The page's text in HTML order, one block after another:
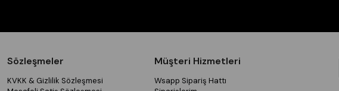
Sözleşmeler
KVKK & Gizlilik Sözleşmesi
Müşteri Hizmetleri
Wsapp Sipariş Hattı